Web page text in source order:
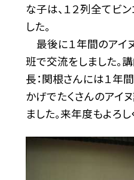
な子は、１２列全てビ
した。
最後に１年間のアイ
班で交流をしました。
長：関根さんには１年
かげでたくさんのアイ
ました。来年度もよろ